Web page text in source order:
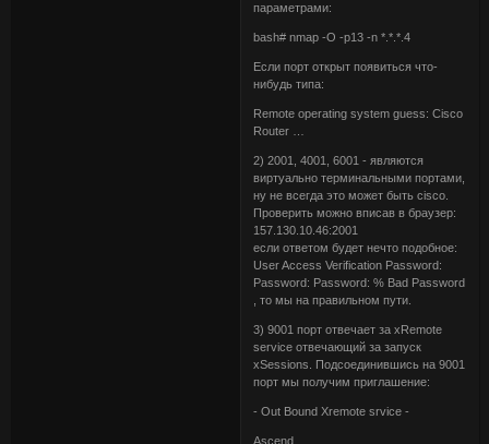
параметрами:
bash# nmap -O -p13 -n *.*.*.4
Если порт открыт появиться что-
нибудь типа:
Remote operating system guess: Cisco
Router …
2) 2001, 4001, 6001 - являются
виртуально терминальными портами,
ну не всегда это может быть cisco.
Проверить можно вписав в браузер:
157.130.10.46:2001
если ответом будет нечто подобное:
User Access Verification Password:
Password: Password: % Bad Password
, то мы на правильном пути.
3) 9001 порт отвечает за xRemote
service отвечающий за запуск
xSessions. Подсоединившись на 9001
порт мы получим приглашение:
- Out Bound Xremote srvice -
Ascend